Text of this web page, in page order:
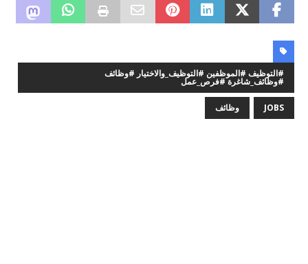
#التوظيف #الموظفين #التوظيف_والاختيار #وظائف
#وظائف_شاغرة #فرص_عمل
JOBS وظائف